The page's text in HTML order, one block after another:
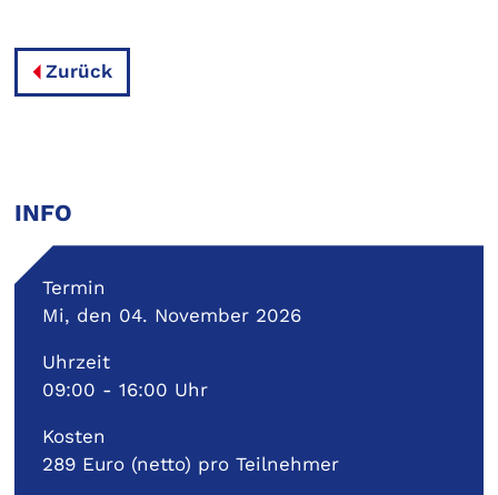
Zurück
INFO
Termin
Mi, den 04. November 2026
Uhrzeit
09:00 - 16:00 Uhr
Kosten
289 Euro (netto) pro Teilnehmer